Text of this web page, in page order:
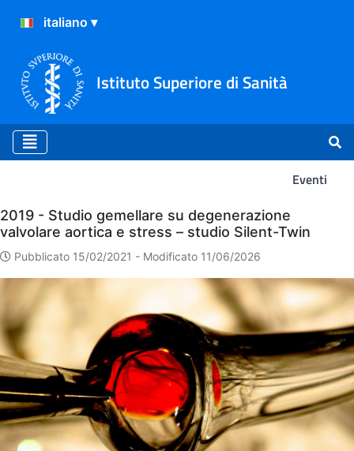
Istituto Superiore di Sanità
Eventi
Eventi
2019 - Studio gemellare su degenerazione
valvolare aortica e stress – studio Silent-Twin
Pubblicato 15/02/2021 - Modificato 11/06/2026